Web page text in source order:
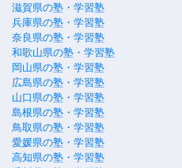
滋賀県の塾・学習塾
兵庫県の塾・学習塾
奈良県の塾・学習塾
和歌山県の塾・学習塾
岡山県の塾・学習塾
広島県の塾・学習塾
山口県の塾・学習塾
島根県の塾・学習塾
鳥取県の塾・学習塾
愛媛県の塾・学習塾
高知県の塾・学習塾